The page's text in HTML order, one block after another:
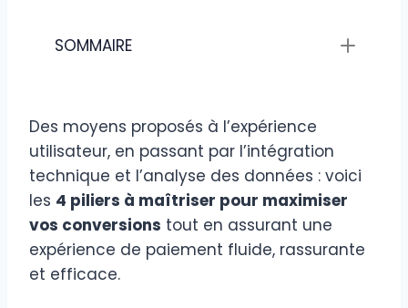
SOMMAIRE
Des moyens proposés à l’expérience
utilisateur, en passant par l’intégration
technique et l’analyse des données : voici
les 4 piliers à maîtriser pour maximiser
vos conversions tout en assurant une
expérience de paiement fluide, rassurante
et efficace.